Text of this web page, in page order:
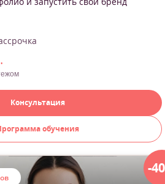
Консультация
обучения
-